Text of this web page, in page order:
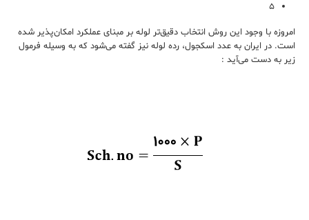
۵
امروزه با وجود این روش انتخاب دقیق‌تر لوله‌‌ بر مبنای عملکرد امکان‌پذیر شده
است. در ایران به عدد اسکجول، رده‌ لوله نیز گفته می‌شود که به وسیله فرمول
زیر به ‌دست می‌آید :